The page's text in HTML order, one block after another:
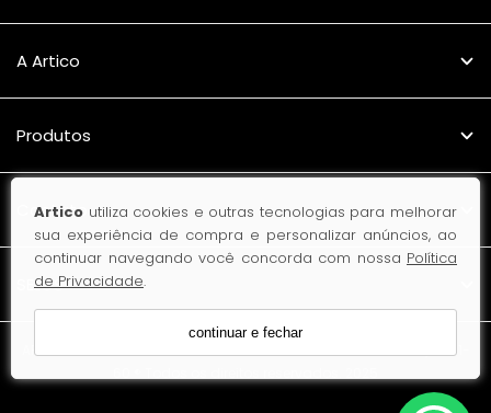
Artico utiliza cookies e outras tecnologias para melhorar
sua experiência de compra e personalizar anúncios, ao
continuar navegando você concorda com nossa Política
de Privacidade.
continuar e fechar
A Artico
Produtos
Contato
SELOS
ARTICO INDUSTRIA DE REFRIGERACAO LTDA - CNPJ: 82.638.685/0001-